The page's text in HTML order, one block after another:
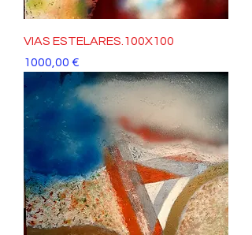
VIAS ESTELARES.100X100
Precio
1000,00 €